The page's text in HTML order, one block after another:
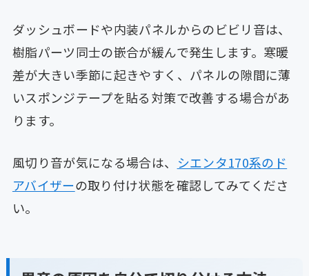
ダッシュボードや内装パネルからのビビリ音は、
樹脂パーツ同士の嵌合が緩んで発生します。寒暖
差が大きい季節に起きやすく、パネルの隙間に薄
いスポンジテープを貼る対策で改善する場合があ
ります。
風切り音が気になる場合は、 シエンタ170系のド
アバイザーの取り付け状態を確認してみてくださ
い。